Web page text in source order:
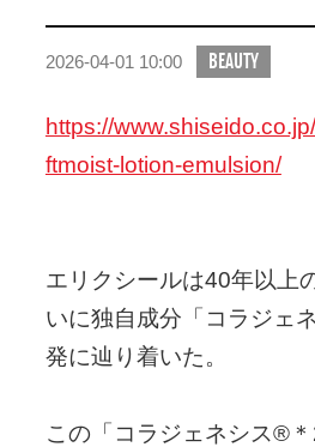
2026-04-01 10:00 BEAUTY
https://
ftmoist-lotion-emulsion/
エリクシールは40年以上
いに独自成分「コラジェ
発に辿り着いた。
この「コラジェネシス®